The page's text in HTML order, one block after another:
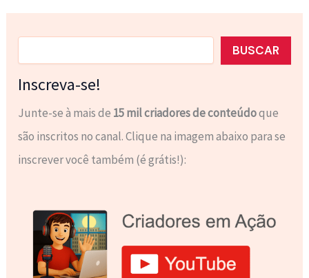
BUSCAR
Inscreva-se!
Junte-se à mais de 15 mil criadores de conteúdoque
são inscritos no canal. Clique na imagem abaixo para se
inscrever você também (é grátis!):